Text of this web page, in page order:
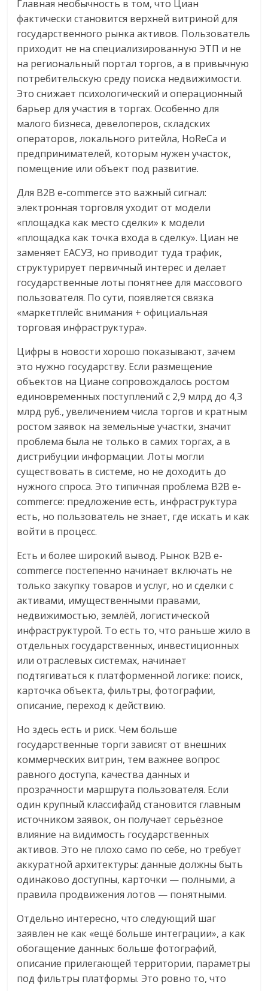
Главная необычность в том, что Циан
фактически становится верхней витриной для
государственного рынка активов. Пользователь
приходит не на специализированную ЭТП и не
на региональный портал торгов, а в привычную
потребительскую среду поиска недвижимости.
Это снижает психологический и операционный
барьер для участия в торгах. Особенно для
малого бизнеса, девелоперов, складских
операторов, локального ритейла, HoReCa и
предпринимателей, которым нужен участок,
помещение или объект под развитие.
Для B2B e-commerce это важный сигнал:
электронная торговля уходит от модели
«площадка как место сделки» к модели
«площадка как точка входа в сделку». Циан не
заменяет ЕАСУЗ, но приводит туда трафик,
структурирует первичный интерес и делает
государственные лоты понятнее для массового
пользователя. По сути, появляется связка
«маркетплейс внимания + официальная
торговая инфраструктура».
Цифры в новости хорошо показывают, зачем
это нужно государству. Если размещение
объектов на Циане сопровождалось ростом
единовременных поступлений с 2,9 млрд до 4,3
млрд руб., увеличением числа торгов и кратным
ростом заявок на земельные участки, значит
проблема была не только в самих торгах, а в
дистрибуции информации. Лоты могли
существовать в системе, но не доходить до
нужного спроса. Это типичная проблема B2B e-
commerce: предложение есть, инфраструктура
есть, но пользователь не знает, где искать и как
войти в процесс.
Есть и более широкий вывод. Рынок B2B e-
commerce постепенно начинает включать не
только закупку товаров и услуг, но и сделки с
активами, имущественными правами,
недвижимостью, землёй, логистической
инфраструктурой. То есть то, что раньше жило в
отдельных государственных, инвестиционных
или отраслевых системах, начинает
подтягиваться к платформенной логике: поиск,
карточка объекта, фильтры, фотографии,
описание, переход к действию.
Но здесь есть и риск. Чем больше
государственные торги зависят от внешних
коммерческих витрин, тем важнее вопрос
равного доступа, качества данных и
прозрачности маршрута пользователя. Если
один крупный классифайд становится главным
источником заявок, он получает серьёзное
влияние на видимость государственных
активов. Это не плохо само по себе, но требует
аккуратной архитектуры: данные должны быть
одинаково доступны, карточки — полными, а
правила продвижения лотов — понятными.
Отдельно интересно, что следующий шаг
заявлен не как «ещё больше интеграции», а как
обогащение данных: больше фотографий,
описание прилегающей территории, параметры
под фильтры платформы. Это ровно то, что